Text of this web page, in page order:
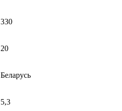
330
20
Беларусь
5,3